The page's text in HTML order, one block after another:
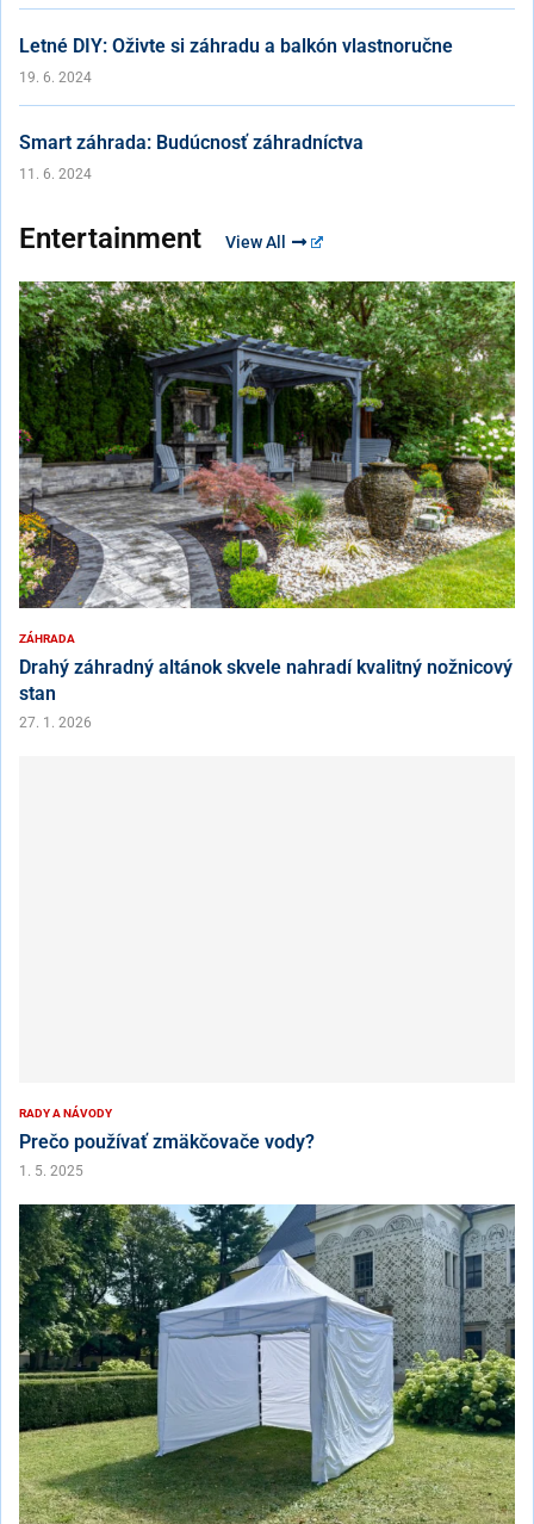
Letné DIY: Oživte si záhradu a balkón vlastnoručne
19. 6. 2024
Smart záhrada: Budúcnosť záhradníctva
11. 6. 2024
Entertainment View All
ZÁHRADA
Drahý záhradný altánok skvele nahradí kvalitný nožnicový
stan
27. 1. 2026
RADY A NÁVODY
Prečo používať zmäkčovače vody?
1. 5. 2025